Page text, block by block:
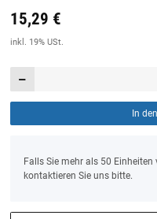
Preis:19,44 €
15,29 €
inkl. 19% USt.
In
Falls Sie mehr als 50
kontaktieren Sie uns bitte.